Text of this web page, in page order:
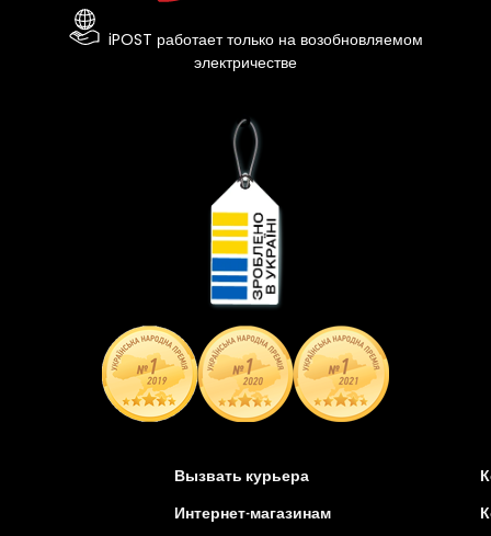
iPOST работает только на возобновляемом
электричестве
Вызвать курьера
Интернет-магазинам